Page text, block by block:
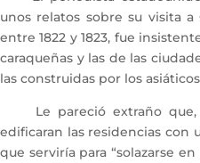
unos relatos sobre su visita a
entre 1822 y 1823, fue
caraqueñas y las de las
las construidas por los
Le pareció extraño que,
edificaran las residencias con
que serviría para “solazarse